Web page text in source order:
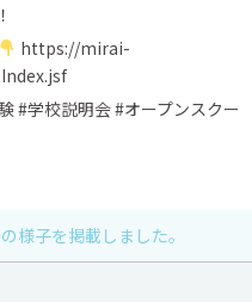
https://mirai-
#学校説明会 #オープンスクー
様子を掲載しました。